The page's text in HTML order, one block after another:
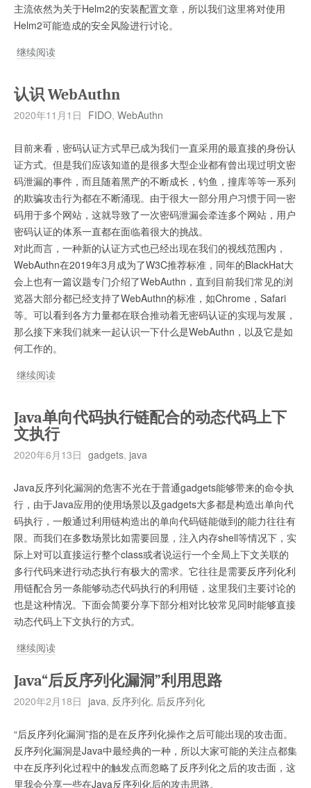
主流依然为关于Helm2的安装配置文章，所以我们这里将对使用
Helm2可能造成的安全风险进行讨论。
继续阅读Kubernetes
用
Helm2
安
全
风
险
认识 WebAuthn
2020年11月1日 FIDO, WebAuthn
目前来看，密码认证方式早已成为我们一直采用的最直接的身份认
证方式。但是我们应该知道的是很多大型企业都有曾出现过明文密
码泄漏的事件，而且随着黑产的不断成长，钓鱼，撞库等等一系列
的欺骗攻击行为都在不断涌现。由于很大一部分用户习惯于同一密
码用于多个网站，这就导致了一次密码泄漏会牵连多个网站，用户
密码认证的体系一直都在面临着很大的挑战。
对此而言，一种新的认证方式也已经出现在我们的视线范围内，
WebAuthn在2019年3月成为了W3C推荐标准，同年的BlackHat大
会上也有一篇议题专门介绍了WebAuthn，直到目前我们常见的浏
览器大部分都已经支持了WebAuthn的标准，如Chrome，Safari
等。可以看到各方力量都在联合推动着无密码认证的实现与发展，
那么接下来我们就来一起认识一下什么是WebAuthn，以及它是如
何工作的。
继续阅读认
WebAuthn
Java单向代码执行链配合的动态代码上下
文执行
2020年6月13日 gadgets, java
Java反序列化漏洞的危害不光在于普通gadgets能够带来的命令执
行，由于Java应用的使用场景以及gadgets大多都是构造出单向代
码执行，一般通过利用链构造出的单向代码链能做到的能力往往有
限。而我们在多数场景比如需要回显，注入内存shell等情况下，实
际上对可以直接运行整个class或者说运行一个全局上下文关联的
多行代码来进行动态执行有极大的需求。它往往是需要反序列化利
用链配合另一条能够动态代码执行的利用链，这里我们主要讨论的
也是这种情况。下面会简要分享下部分相对比较常见同时能够直接
动态代码上下文执行的方式。
继续阅读Java
向
代
执
行
链
配
Java“后反序列化漏洞”利用思路
2020年2月18日 java, 反序列化, 后反序列化
“后反序列化漏洞”指的是在反序列化操作之后可能出现的攻击面。
反序列化漏洞是Java中最经典的一种，所以大家可能的关注点都集
中在反序列化过程中的触发点而忽略了反序列化之后的攻击面，这
里我会分享一些在Java反序列化后的攻击思路。